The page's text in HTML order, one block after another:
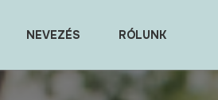
NEVEZÉS RÓLUNK